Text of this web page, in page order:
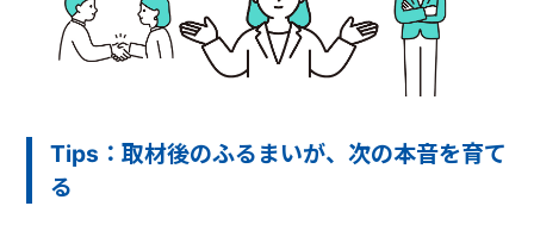
Tips：取材後のふるまいが、次の本音を育て
る